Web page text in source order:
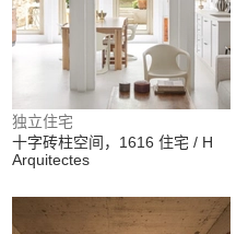
独立住宅
十字砖柱空间，1616 住宅 / H
Arquitectes